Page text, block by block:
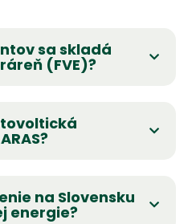
sa skladá
(FVE)?
na Slovensku
energie?